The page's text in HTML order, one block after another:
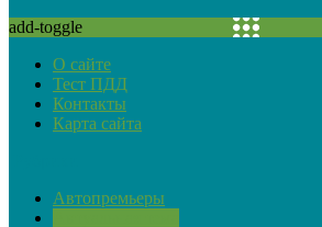
add-toggle
О сайте
Тест ПДД
Контакты
Карта сайта
Автопремьеры